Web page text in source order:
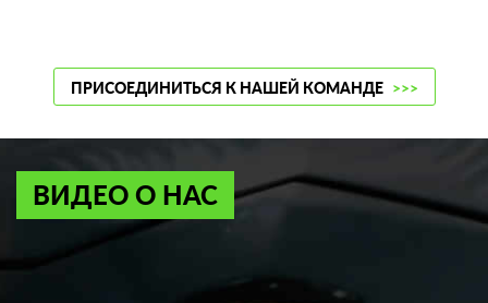
ПРИСОЕДИНИТЬСЯ К НАШЕЙ КОМАНДЕ >>>
ВИДЕО О НАС